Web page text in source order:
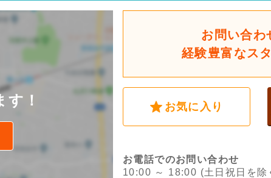
！
お問い合わ
経験豊富なス
お気に入り
お電話でのお問い合わせ
10:00 ～ 18:00 (土日祝日を除